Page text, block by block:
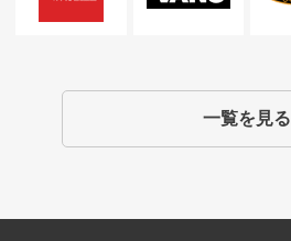
一覧を見る